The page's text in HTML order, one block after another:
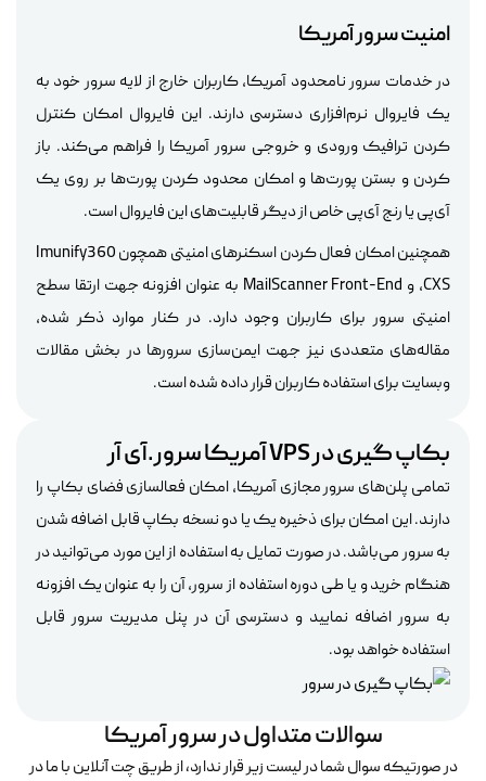
امنیت سرور آمریکا
در خدمات سرور نامحدود آمریکا، کاربران خارج از لایه سرور خود به
یک فایروال نرم‌افزاری دسترسی دارند. این فایروال امکان کنترل
کردن ترافیک ورودی و خروجی سرور آمریکا را فراهم می‌کند. باز
کردن و بستن پورت‌ها و امکان محدود کردن پورت‌ها بر روی یک
آی‌پی یا رنج آی‌پی خاص از دیگر قابلیت‌های این فایروال است.
همچنین امکان فعال کردن اسکنرهای امنیتی همچون Imunify360
،CXS و MailScanner Front-End به عنوان افزونه جهت ارتقا سطح
امنیتی سرور برای کاربران وجود دارد. در کنار موارد ذکر شده،
مقاله‌های متعددی نیز جهت ایمن‌سازی سرورها در بخش مقالات
وبسایت برای استفاده کاربران قرار داده شده است.
بکاپ گیری در VPS آمریکا سرور.آی آر
تمامی پلن‌های سرور مجازی آمریکا، امکان فعالسازی فضای بکاپ را
دارند. این امکان برای ذخیره یک یا دو نسخه بکاپ قابل اضافه شدن
به سرور می‌باشد. در صورت تمایل به استفاده از این مورد می‌توانید در
هنگام خرید و یا طی دوره استفاده از سرور، آن را به عنوان یک افزونه
به سرور اضافه نمایید و دسترسی آن در پنل مدیریت سرور قابل
استفاده خواهد بود.
سوالات متداول در سرور آمریکا
در صورتیکه سوال شما در لیست زیر قرار ندارد، از طریق چت آنلاین با ما در